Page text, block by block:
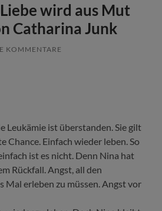
wird aus Mut
Catharina Junk
KOMMENTARE
Leukämie ist überstanden. Sie gilt
Chance. Einfach wieder leben. So
ist es nicht. Denn Nina hat
Rückfall. Angst, all den
Mal erleben zu müssen. Angst vor